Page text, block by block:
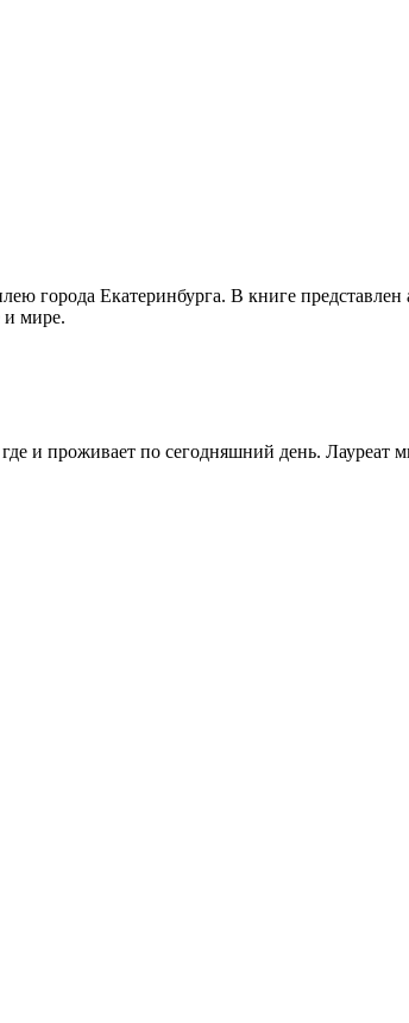
города Екатеринбурга. В книге
и мире.
и проживает по сегодняшний день.